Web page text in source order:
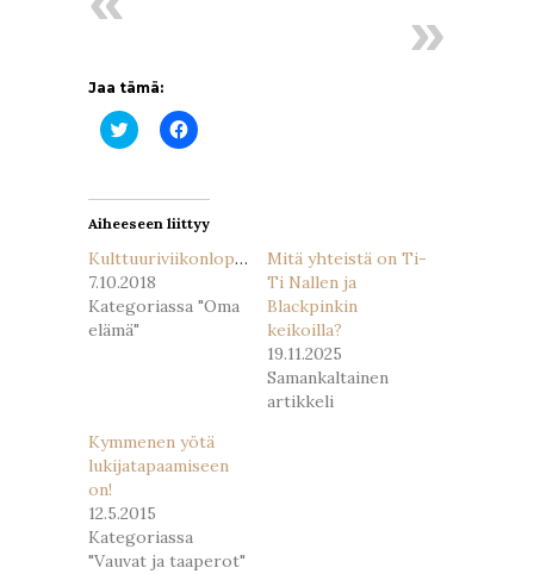
Jaa tämä:
Jaa
Twitterissä(Avautuu
Jaa
Facebookissa(Avautuu
Aiheeseen liittyy
Kulttuuriviikonloppu
7.10.2018
Kategoriassa "Oma
elämä"
Mitä yhteistä on Ti-
Ti Nallen ja
Blackpinkin
keikoilla?
19.11.2025
Samankaltainen
artikkeli
Kymmenen yötä
lukijatapaamiseen
on!
12.5.2015
Kategoriassa
"Vauvat ja taaperot"